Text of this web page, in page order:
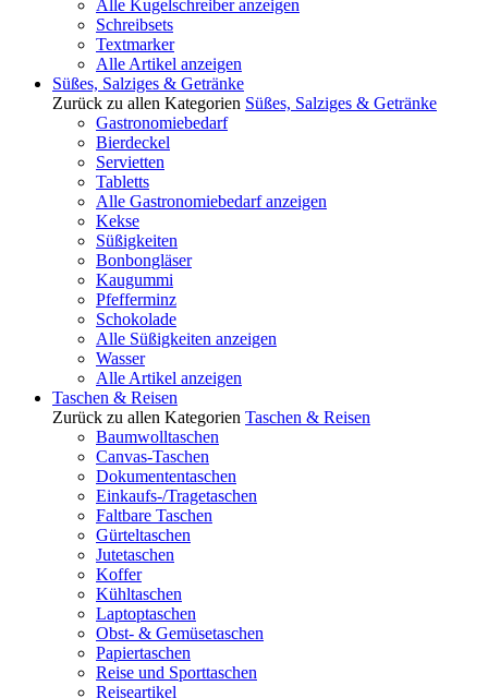
Alle Kugelschreiber anzeigen
Schreibsets
Textmarker
Alle Artikel anzeigen
Süßes, Salziges & Getränke
Zurück zu allen Kategorien Süßes, Salziges & Getränke
Gastronomiebedarf
Bierdeckel
Servietten
Tabletts
Alle Gastronomiebedarf anzeigen
Kekse
Süßigkeiten
Bonbongläser
Kaugummi
Pfefferminz
Schokolade
Alle Süßigkeiten anzeigen
Wasser
Alle Artikel anzeigen
Taschen & Reisen
Zurück zu allen Kategorien Taschen & Reisen
Baumwolltaschen
Canvas-Taschen
Dokumententaschen
Einkaufs-/Tragetaschen
Faltbare Taschen
Gürteltaschen
Jutetaschen
Koffer
Kühltaschen
Laptoptaschen
Obst- & Gemüsetaschen
Papiertaschen
Reise und Sporttaschen
Reiseartikel